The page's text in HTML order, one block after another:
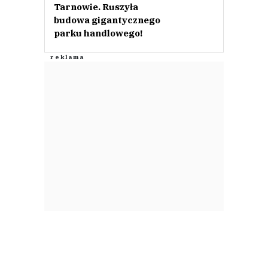
Tarnowie. Ruszyła
budowa gigantycznego
parku handlowego!